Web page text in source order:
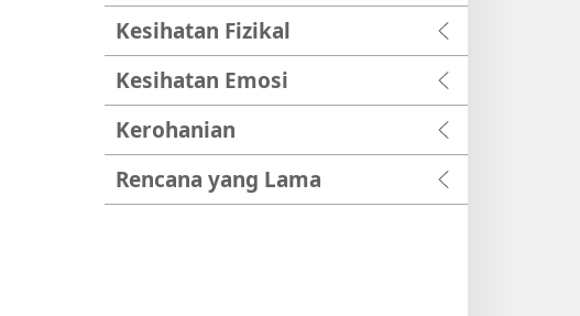
Kesihatan Fizikal
Kesihatan Emosi
Kerohanian
Rencana yang Lama